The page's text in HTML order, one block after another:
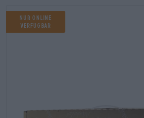
Nur Online
Verfügbar